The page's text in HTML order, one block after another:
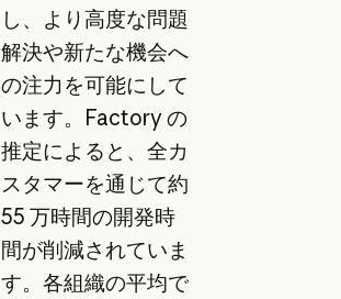
し、より高度な問題
解決や新たな機会へ
の注力を可能にして
います。Factory の
推定によると、全カ
スタマーを通じて約
55 万時間の開発時
間が削減されていま
す。各組織の平均で